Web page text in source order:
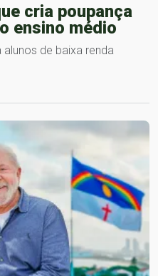
cria poupança
ensino médio
de baixa renda